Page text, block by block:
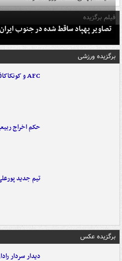
فیلم برگزیده
تصاویر پهپاد ساقط شده در جنوب ایران
برگزیده ورزشی
AFC و کونکاکاف هم علیه اینفانتینو شدند
حکم اخراج
تیم جدید
برگزیده عکس
دیدار سردار